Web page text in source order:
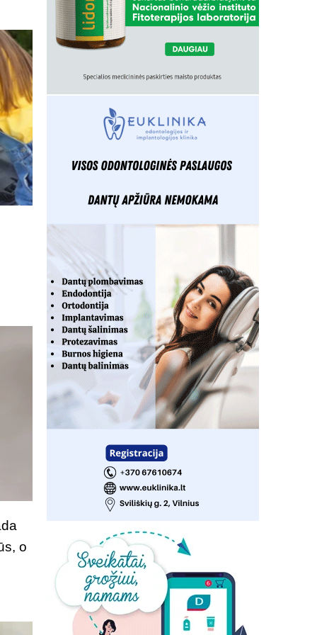
o